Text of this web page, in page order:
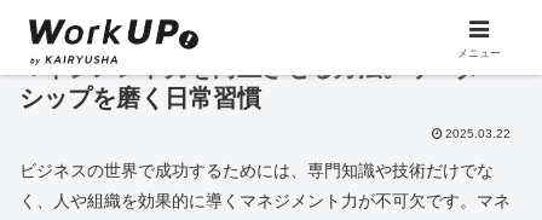
マネジメント力を向上させる方法。リーダー
シップを磨く日常習慣
2025.03.22
ビジネスの世界で成功するためには、専門知識や技術だけでな
く、人や組織を効果的に導くマネジメント力が不可欠です。マネ
メニュー